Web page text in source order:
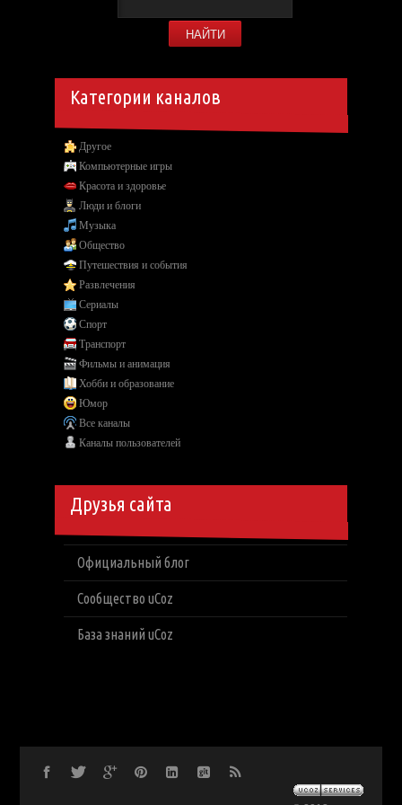
Категории каналов
Другое
Компьютерные игры
Красота и здоровье
Люди и блоги
Музыка
Общество
Путешествия и события
Развлечения
Сериалы
Спорт
Транспорт
Фильмы и анимация
Хобби и образование
Юмор
Все каналы
Каналы пользователей
Друзья сайта
Официальный блог
Сообщество uCoz
База знаний uCoz